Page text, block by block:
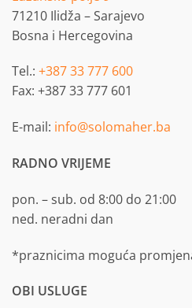
71210 Ilidža – Sarajevo
Bosna i Hercegovina
Tel.: +387 33 777 600
Fax: +387 33 777 601
E-mail: info@solomaher.ba
RADNO VRIJEME
pon. – sub. od 8:00 do 21:00
ned. neradni dan
*praznicima moguća
OBI USLUGE